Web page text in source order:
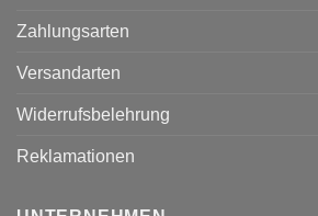
Zahlungsarten
Versandarten
Widerrufsbelehrung
Reklamationen